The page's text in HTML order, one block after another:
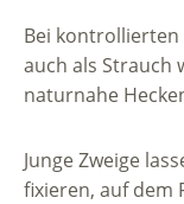
Bei kontrollierten
auch als Strauch
naturnahe
Junge Zweige
fixieren, auf dem